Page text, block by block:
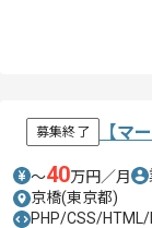
・BtoCの実務経験
・スマートフォン
募集終了 【マ
〜40万円／月
京橋(東京都)
PHP/CSS/